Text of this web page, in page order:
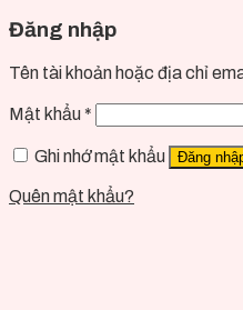
Đăng nhập
Tên tài khoản hoặc địa chỉ
Mật khẩu *
Ghi nhớ mật khẩu Đăng
Quên mật khẩu?